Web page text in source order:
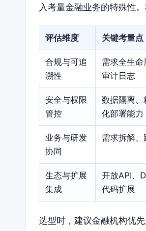
入考量金融业务的特殊性
评估维度 关键考量点
合规与可追
溯性
需求全生命
审计日志
安全与权限
管控
数据隔离
化部署能力
业务与研发
协同
需求拆解
生态与扩展
集成
开放API、
代码扩展
选型时，建议金融机构优